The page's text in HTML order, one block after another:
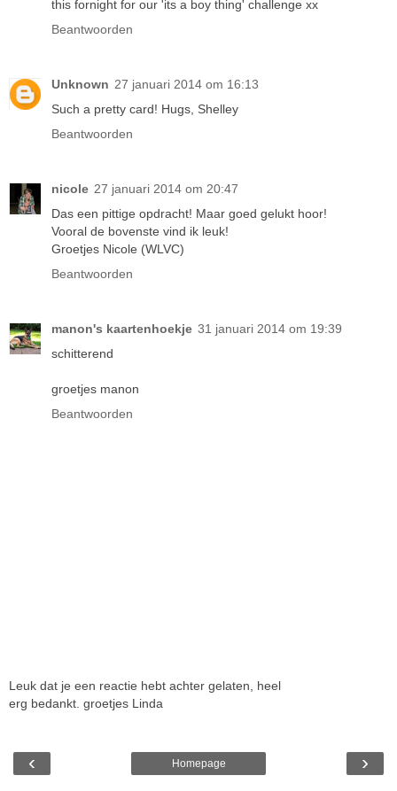
this fornight for our 'its a boy thing' challenge xx
Beantwoorden
Unknown 27 januari 2014 om 16:13
Such a pretty card! Hugs, Shelley
Beantwoorden
nicole 27 januari 2014 om 20:47
Das een pittige opdracht! Maar goed gelukt hoor!
Vooral de bovenste vind ik leuk!
Groetjes Nicole (WLVC)
Beantwoorden
manon's kaartenhoekje 31 januari 2014 om 19:39
schitterend
groetjes manon
Beantwoorden
Leuk dat je een reactie hebt achter gelaten, heel
erg bedankt. groetjes Linda
‹ ›
Homepage